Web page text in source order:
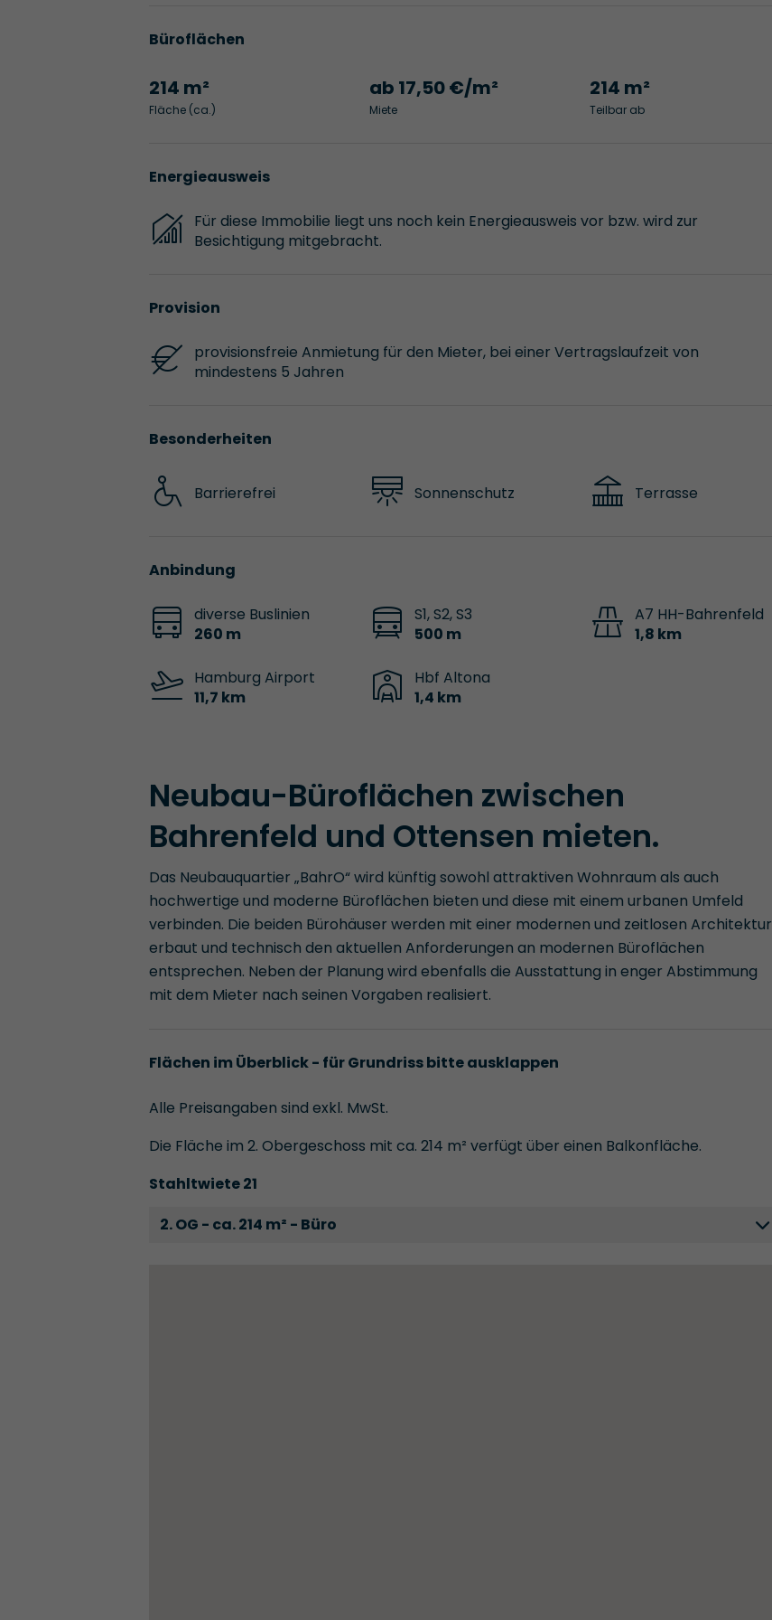
Büroflächen
214 m²
Fläche (ca.)
ab 17,50 €/m²
Miete
214 m²
Teilbar ab
Energieausweis
Für diese Immobilie liegt uns noch kein Energieausweis vor bzw. wird zur
Besichtigung mitgebracht.
Provision
provisionsfreie Anmietung für den Mieter, bei einer Vertragslaufzeit von
mindestens 5 Jahren
Besonderheiten
Barrierefrei Sonnenschutz Terrasse
Anbindung
diverse Buslinien
260 m
S1, S2, S3
500 m
A7 HH-Bahrenfeld
1,8 km
Hamburg Airport
11,7 km
Hbf Altona
1,4 km
Neubau-Büroflächen zwischen
Bahrenfeld und Ottensen mieten.
Das Neubauquartier „BahrO“ wird künftig sowohl attraktiven Wohnraum als auch
hochwertige und moderne Büroflächen bieten und diese mit einem urbanen Umfeld
verbinden. Die beiden Bürohäuser werden mit einer modernen und zeitlosen Architektur
erbaut und technisch den aktuellen Anforderungen an modernen Büroflächen
entsprechen. Neben der Planung wird ebenfalls die Ausstattung in enger Abstimmung
mit dem Mieter nach seinen Vorgaben realisiert.
Flächen im Überblick - für Grundriss bitte ausklappen
Alle Preisangaben sind exkl. MwSt.
Die Fläche im 2. Obergeschoss mit ca. 214 m² verfügt über einen Balkonfläche.
Stahltwiete 21
2. OG - ca. 214 m² - Büro